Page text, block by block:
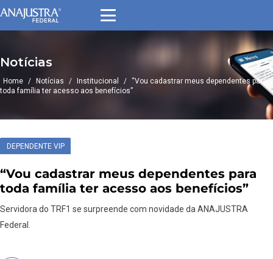
Notícias
Home / Notícias / Institucional / “Vou cadastrar meus dependentes para
toda família ter acesso aos benefícios”
DEPENDENTE VIP
“Vou cadastrar meus dependentes para
toda família ter acesso aos benefícios”
Servidora do TRF1 se surpreende com novidade da ANAJUSTRA
Federal.